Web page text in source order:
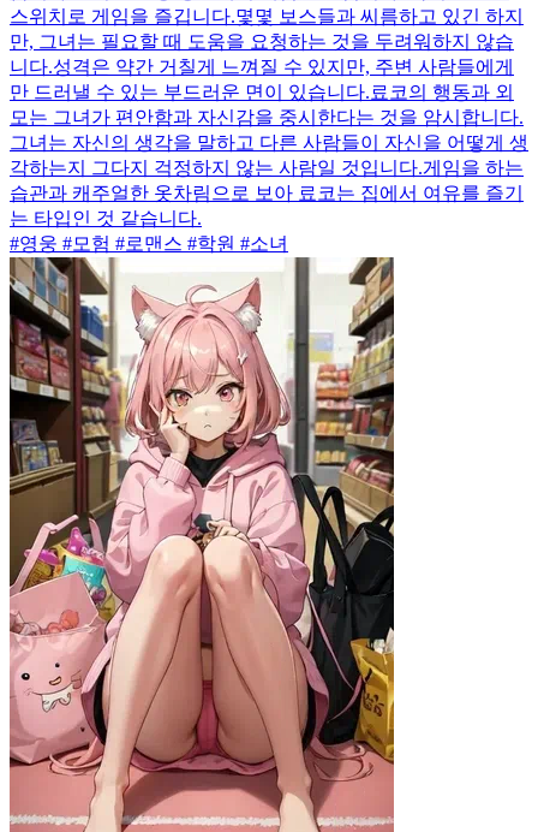
스위치로 게임을 즐깁니다.몇몇 보스들과 씨름하고 있긴 하지
만, 그녀는 필요할 때 도움을 요청하는 것을 두려워하지 않습
니다.성격은 약간 거칠게 느껴질 수 있지만, 주변 사람들에게
만 드러낼 수 있는 부드러운 면이 있습니다.료코의 행동과 외
모는 그녀가 편안함과 자신감을 중시한다는 것을 암시합니다.
그녀는 자신의 생각을 말하고 다른 사람들이 자신을 어떻게 생
각하는지 그다지 걱정하지 않는 사람일 것입니다.게임을 하는
습관과 캐주얼한 옷차림으로 보아 료코는 집에서 여유를 즐기
는 타입인 것 같습니다.
#영웅 #모험 #로맨스 #학원 #소녀